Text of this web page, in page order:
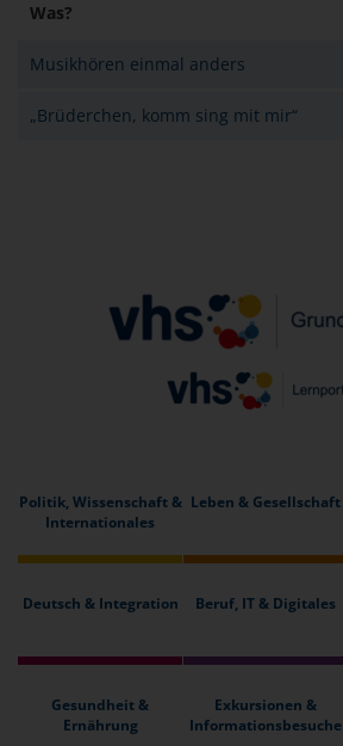
Was?
Musikhören einmal anders
„Brüderchen, komm sing mit mir“
Politik, Wissenschaft &
Internationales
Leben & Gesellschaft
Deutsch & Integration Beruf, IT & Digitales
Gesundheit &
Ernährung
Exkursionen &
Informationsbesuche